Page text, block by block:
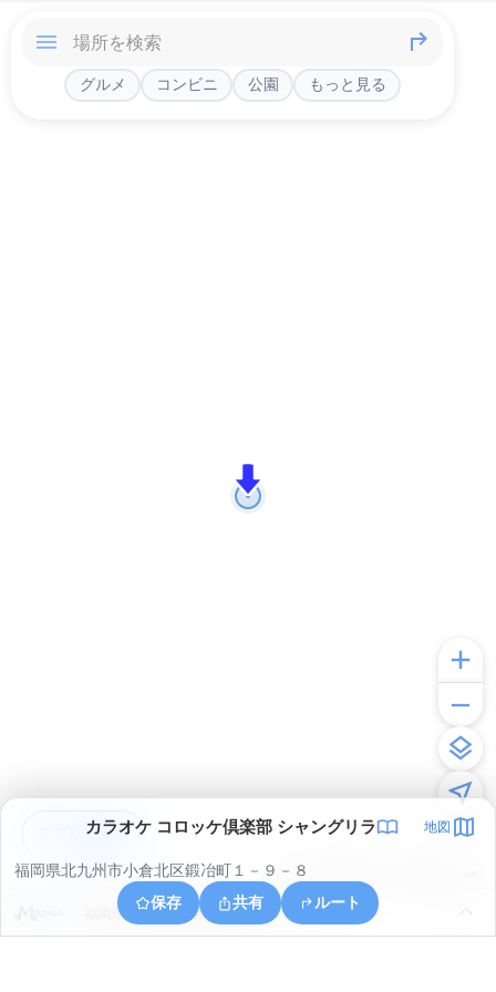
© ONE COMPATH © GeoTechnologies Inc.
グルメ コンビニ 公園 もっと見る
カラオケ コロッケ倶楽部 シャングリラ 地図
福岡県北九州市小倉北区鍛冶町１－９－８
保存
共有 ルート
福岡県北九州市小倉北区小文字１丁目１
アプリで見る